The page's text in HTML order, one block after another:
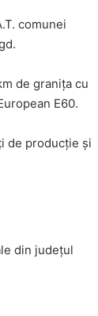
comunei
de granița cu
E60.
de producție și
din județul